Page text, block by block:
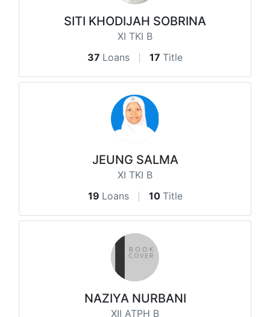
SITI KHODIJAH SOBRINA
XI TKI B
37 Loans 17 Title
JEUNG SALMA
XI TKI B
19 Loans 10 Title
NAZIYA NURBANI
XII ATPH B